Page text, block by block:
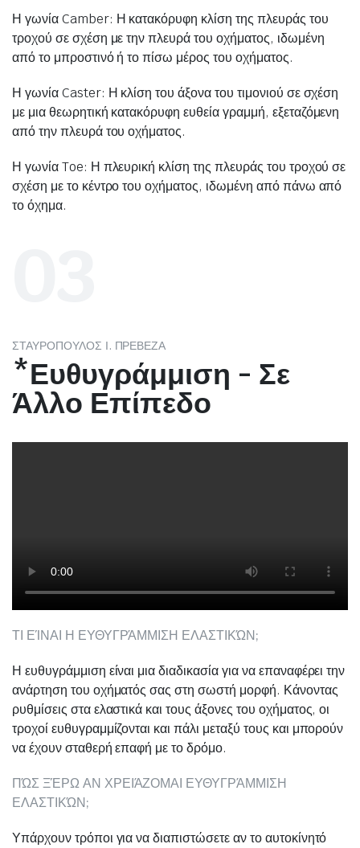
Η γωνία Camber: Η κατακόρυφη κλίση της πλευράς του
τροχού σε σχέση με την πλευρά του οχήματος, ιδωμένη
από το μπροστινό ή το πίσω μέρος του οχήματος.
Η γωνία Caster: Η κλίση του άξονα του τιμονιού σε σχέση
με μια θεωρητική κατακόρυφη ευθεία γραμμή, εξεταζόμενη
από την πλευρά του οχήματος.
Η γωνία Toe: Η πλευρική κλίση της πλευράς του τροχού σε
σχέση με το κέντρο του οχήματος, ιδωμένη από πάνω από
το όχημα.
ΣΤΑΥΡΟΠΟΥΛΟΣ Ι. ΠΡΕΒΕΖΑ
*Ευθυγράμμιση - Σε
Άλλο Επίπεδο
ΤΙ ΕΊΝΑΙ Η ΕΥΘΥΓΡΆΜΜΙΣΗ ΕΛΑΣΤΙΚΏΝ;
Η ευθυγράμμιση είναι μια διαδικασία για να επαναφέρει την
ανάρτηση του οχήματός σας στη σωστή μορφή. Κάνοντας
ρυθμίσεις στα ελαστικά και τους άξονες του οχήματος, οι
τροχοί ευθυγραμμίζονται και πάλι μεταξύ τους και μπορούν
να έχουν σταθερή επαφή με το δρόμο.
ΠΏΣ ΞΈΡΩ ΑΝ ΧΡΕΙΆΖΟΜΑΙ ΕΥΘΥΓΡΆΜΜΙΣΗ
ΕΛΑΣΤΙΚΏΝ;
Υπάρχουν τρόποι για να διαπιστώσετε αν το αυτοκίνητό